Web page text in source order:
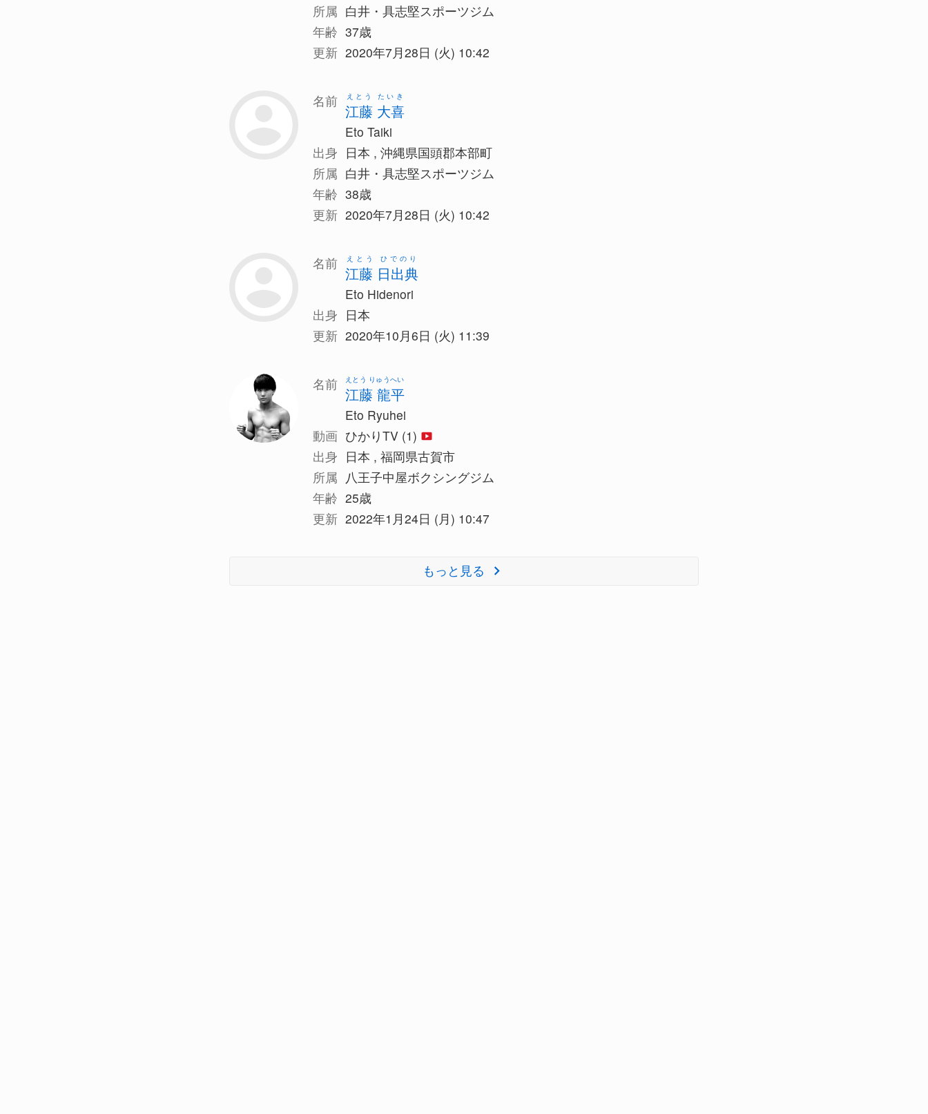
所属 白井・具志堅スポーツジム
年齢 37歳
更新 2020年7月28日 (火) 10:42
名前
江藤 大喜
えとう たいき
Eto Taiki
出身 日本 , 沖縄県国頭郡本部町
所属 白井・具志堅スポーツジム
年齢 38歳
更新 2020年7月28日 (火) 10:42
名前
江藤 日出典
えとう ひでのり
Eto Hidenori
出身 日本
更新 2020年10月6日 (火) 11:39
名前
江藤 龍平
えとう りゅうへい
Eto Ryuhei
動画 ひかりTV (1)
出身 日本 , 福岡県古賀市
所属 八王子中屋ボクシングジム
年齢 25歳
更新 2022年1月24日 (月) 10:47
もっと見る